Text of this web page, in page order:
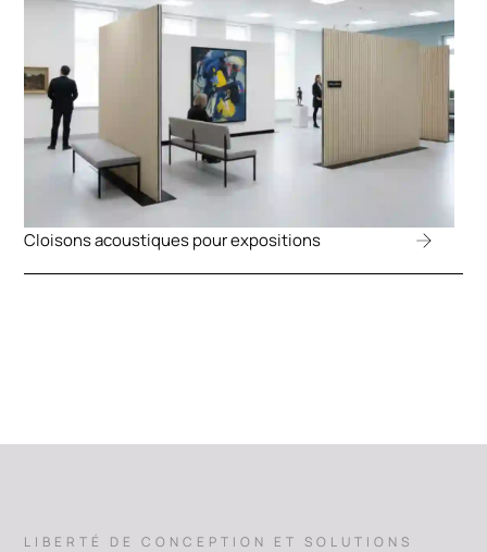
Cloisons acoustiques pour expositions
LIBERTÉ DE CONCEPTION ET SOLUTIONS